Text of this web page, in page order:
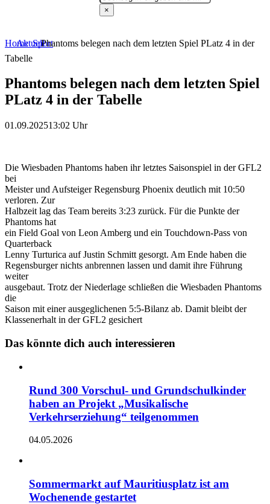
×
HomeAktuell
Sport
Phantoms belegen nach dem letzten Spiel PLatz 4 in der
Tabelle
Phantoms belegen nach dem letzten Spiel
PLatz 4 in der Tabelle
01.09.202513:02 Uhr
Die Wiesbaden Phantoms haben ihr letztes Saisonspiel in der GFL2
bei
Meister und Aufsteiger Regensburg Phoenix deutlich mit 10:50
verloren. Zur
Halbzeit lag das Team bereits 3:23 zurück. Für die Punkte der
Phantoms hat
ein Field Goal von Leon Amberg und ein Touchdown-Pass von
Quarterback
Lenny Turturica auf Justin Schmitt gesorgt. Am Ende haben die
Regensburger nichts anbrennen lassen und damit ihre Führung
weiter
ausgebaut. Trotz der Niederlage schließen die Wiesbaden Phantoms
die
Saison mit einer ausgeglichenen 5:5-Bilanz ab. Damit bleibt der
Klassenerhalt in der GFL2 gesichert
Das könnte dich auch interessieren
Rund 300 Vorschul- und Grundschulkinder
haben an Projekt „Musikalische
Verkehrserziehung“ teilgenommen
04.05.2026
Sommermarkt auf Mauritiusplatz ist am
Wochenende gestartet